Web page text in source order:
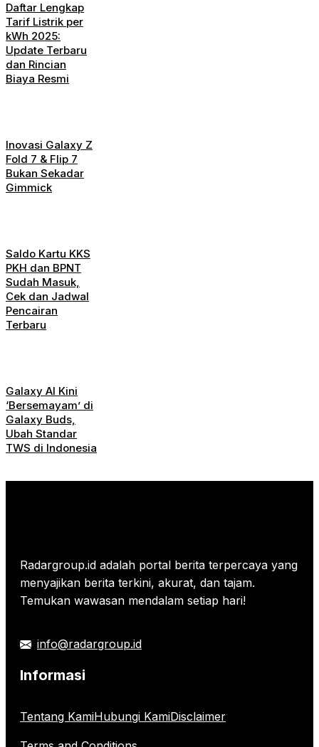
Daftar Lengkap
Tarif Listrik per
kWh 2025:
Update Terbaru
dan Rincian
Biaya Resmi
Inovasi Galaxy Z
Fold 7 & Flip 7
Bukan Sekadar
Gimmick
Saldo Kartu KKS
PKH dan BPNT
Sudah Masuk,
Cek dan Jadwal
Pencairan
Terbaru
Galaxy AI Kini
‘Bersemayam’ di
Galaxy Buds,
Ubah Standar
TWS di Indonesia
Radargroup.id adalah portal berita terpercaya yang
menyajikan berita terkini, akurat, dan tajam.
Temukan wawasan mendalam setiap hari!
info@radargroup.id
Informasi
Tentang KamiHubungi KamiDisclaimer